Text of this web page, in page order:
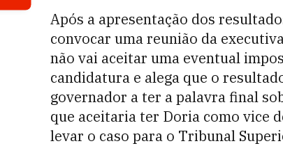
Após a apresentação dos
convocar uma reunião da
não vai aceitar uma eventual
candidatura e alega que o
governador a ter a palavra final
que aceitaria ter Doria como vice
levar o caso para o Tribunal